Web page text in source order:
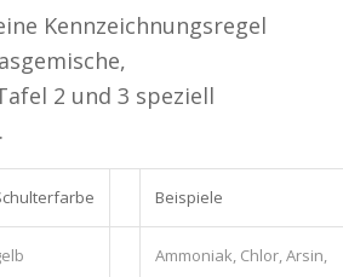
Kennzeichnungsregel
2 und 3 speziell
Beispiele
Ammoniak, Chlor, Arsin,